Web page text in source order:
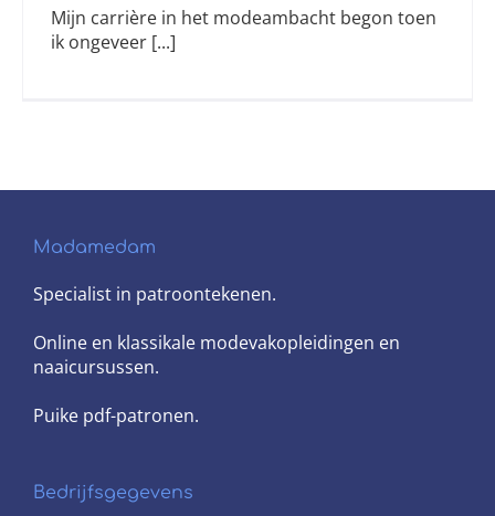
Mijn carrière in het modeambacht begon toen
ik ongeveer [...]
Madamedam
Specialist in patroontekenen.
Online en klassikale modevakopleidingen en
naaicursussen.
Puike pdf-patronen.
Bedrijfsgegevens